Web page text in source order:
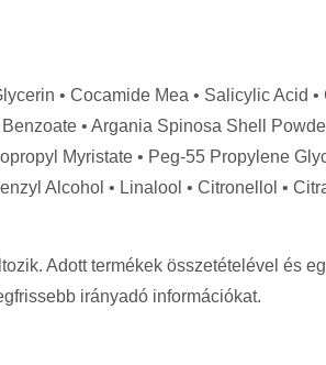
• Cocamide Mea • Salicylic Acid
• Argania Spinosa Shell
Myristate • Peg-55 Propylene
Alcohol • Linalool • Citronellol •
Adott termékek összetételével és
irányadó információkat.